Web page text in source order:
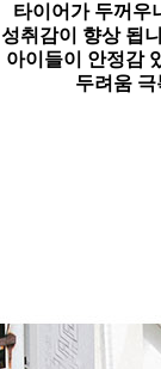
타이어가 두꺼우
성취감이 향상 됩
아이들이 안정감
두려움